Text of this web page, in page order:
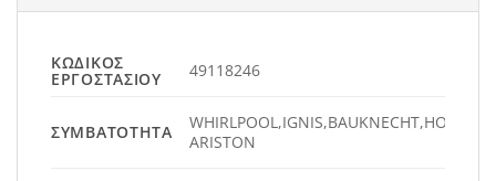
ΚΩΔΙΚΌΣ
ΕΡΓΟΣΤΑΣΊΟΥ 49118246
ΣΥΜΒΑΤΌΤΗΤΑ
ARISTON